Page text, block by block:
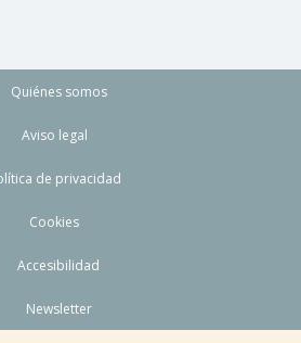
Quiénes somos
Aviso legal
de privacidad
Cookies
Accesibilidad
Newsletter